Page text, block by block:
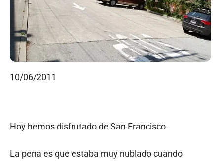
10/06/2011
Hoy hemos disfrutado de San Francisco.
La pena es que estaba muy nublado cuando